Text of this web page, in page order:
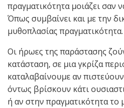
πραγματικότητα μοιάζει σαν
Όπως συμβαίνει και με την
μυθοπλασίας πραγματικότητα.
Οι ήρωες της παράστασης
κατάσταση, σε μια γκρίζα
καταλαβαίνουμε αν
όντως βρίσκουν κάτι
ή αν στην πραγματικότητα